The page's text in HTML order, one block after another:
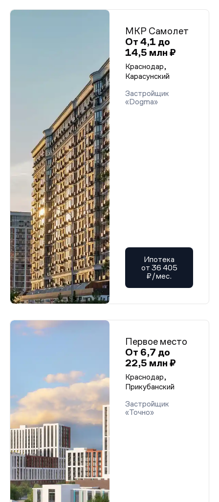
МКР Самолет
От 4,1 до
14,5 млн ₽
Краснодар,
Карасунский
Застройщик
«Dogma»
Ипотека
от 36 405
₽/мес.
Первое место
От 6,7 до
22,5 млн ₽
Краснодар,
Прикубанский
Застройщик
«Точно»